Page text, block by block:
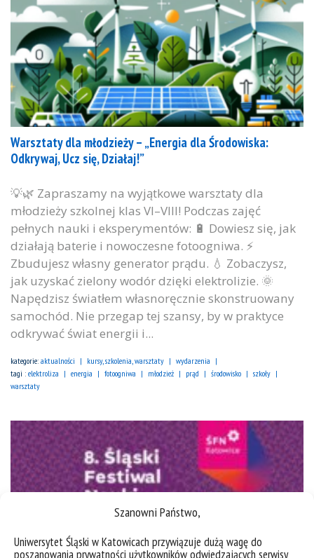
Szanowni Państwo,
Uniwersytet Śląski w Katowicach przywiązuje dużą wagę do
poszanowania prywatności użytkowników odwiedzających serwisy
Warsztaty dla młodzieży – „Energia dla Środowiska:
Odkrywaj, Ucz się, Działaj!”
💡🌿 Zapraszamy na wyjątkowe warsztaty dla
młodzieży szkolnej klas VI–VIII! Podczas zajęć
pełnych nauki i eksperymentów: 🔋 Dowiesz się, jak
działają baterie i nowoczesne fotoogniwa. ⚡
Zbudujesz własny generator prądu. 💧 Zobaczysz,
jak uzyskać zielony wodór dzięki elektrolizie. 🌞
Napędzisz światłem własnoręcznie skonstruowany
samochód. Nie przegap tej szansy, by w praktyce
odkrywać świat energii i...
kategorie: aktualności kursy, szkolenia, warsztaty
wydarzenia
tagi : elektroliza energia fotoogniwa młodzież prąd środowisko
szkoły
warsztaty